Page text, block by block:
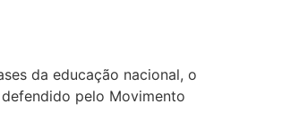
da educação nacional, o
pelo Movimento